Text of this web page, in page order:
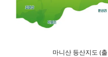
마니산 등산지도 (